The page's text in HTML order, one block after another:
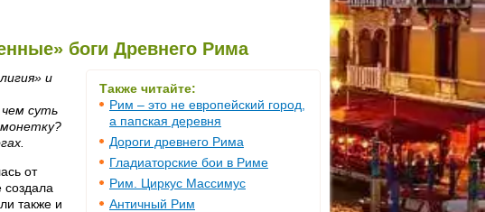
боги Древнего Рима
Также читайте:
Рим – это не европейский город,
а папская деревня
Дороги древнего Рима
Гладиаторские бои в Риме
Рим. Циркус Массимус
Античный Рим
и
чем суть
от
создала
также и